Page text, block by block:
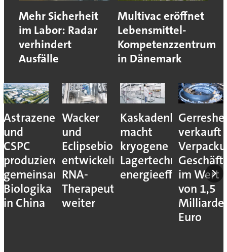
Mehr Sicherheit
im Labor: Radar
verhindert
Ausfälle
Multivac eröffnet
Lebensmittel-
Kompetenzzentrum
in Dänemark
Astrazeneca
und
CSPC
produzieren
gemeinsam
Biologika
in China
Wacker
und
Eclipsebio
entwickeln
RNA-
Therapeutika
weiter
Kaskadenkonzept
macht
kryogene
Lagertechnik
energieeffizienter
verkauft
im Wert
von 1,5
Euro